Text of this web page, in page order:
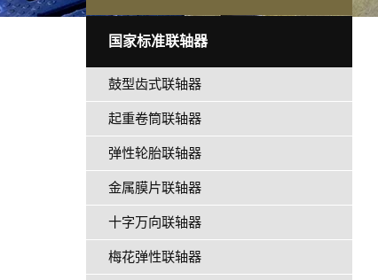
国家标准联轴器
鼓型齿式联轴器
起重卷筒联轴器
弹性轮胎联轴器
金属膜片联轴器
十字万向联轴器
梅花弹性联轴器